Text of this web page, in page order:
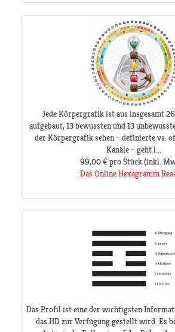
Jede Körpergrafik ist aus insgesamt
aufgebaut, 13 bewussten und 13
der Körpergrafik sehen – definierte vs.
Kanäle – geht l...
99,00 €pro Stück(inkl.
Das Online Hexagramm
Das Profil ist eine der wichtigsten
das HD zur Verfügung gestellt wird. Es